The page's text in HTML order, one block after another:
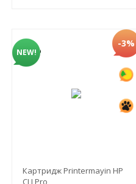
NEW!
-3%
Картридж Printermayin HP
CLJ Pro